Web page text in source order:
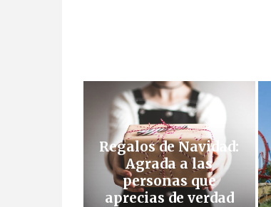
Regalos de Navidad:
Agrada a las
personas que
aprecias de verdad